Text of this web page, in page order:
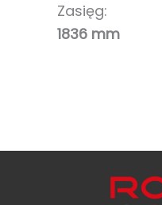
Zasięg:
1836 mm